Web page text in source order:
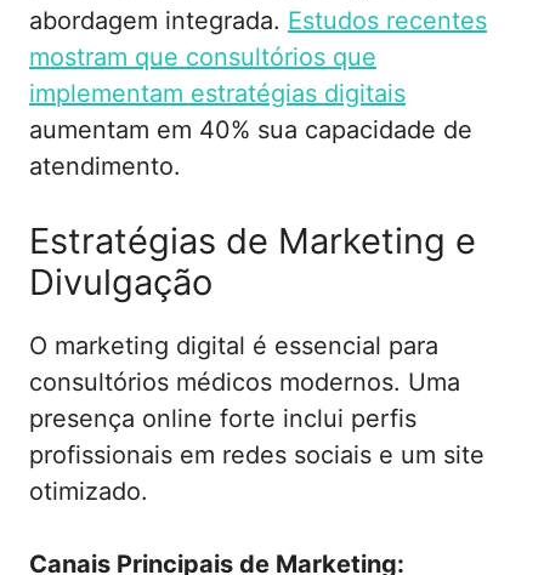
abordagem integrada. Estudos recentes
mostram que consultórios que
implementam estratégias digitais
aumentam em 40% sua capacidade de
atendimento.
Estratégias de Marketing e
Divulgação
O marketing digital é essencial para
consultórios médicos modernos. Uma
presença online forte inclui perfis
profissionais em redes sociais e um site
otimizado.
Canais Principais de Marketing: